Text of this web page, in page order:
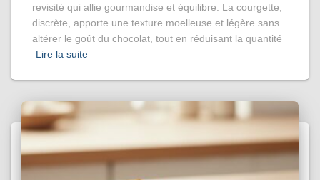
revisité qui allie gourmandise et équilibre. La courgette,
discrète, apporte une texture moelleuse et légère sans
altérer le goût du chocolat, tout en réduisant la quantité
Lire la suite